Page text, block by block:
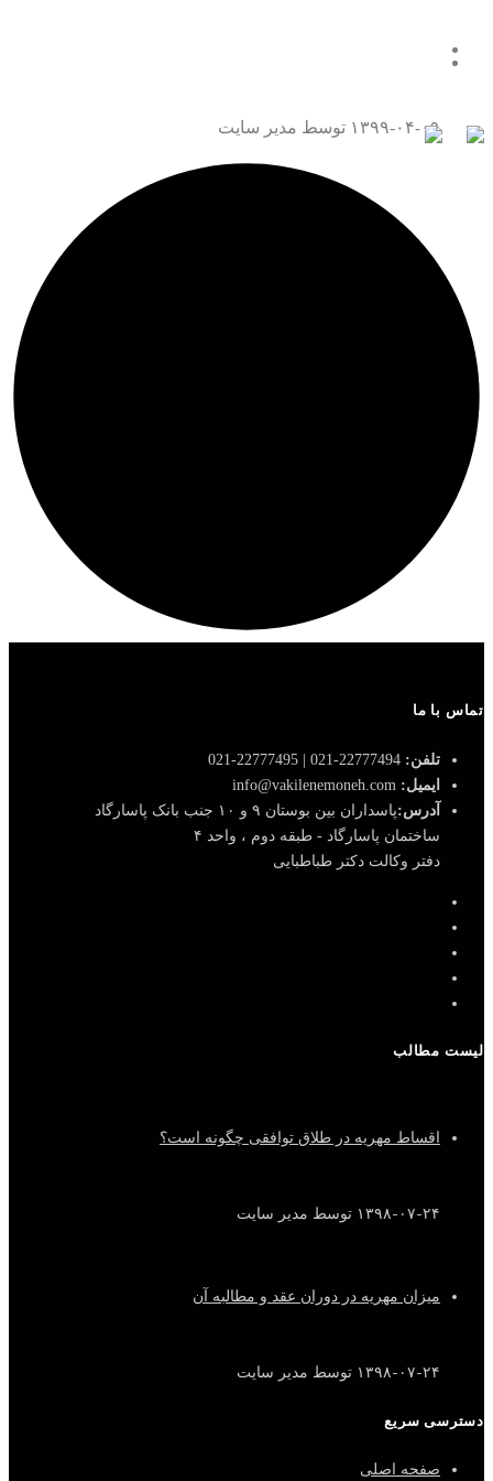
۱۳۹۹-۰۴-۰۹ توسط مدیر سایت
تماس با ما
تلفن:
ایمیل:
آدرس:پاسداران بین بوستان ۹ و ۱۰ جنب بانک پاسارگاد
ساختمان پاسارگاد - طبقه دوم ، واحد ۴
دفتر وکالت دکتر طباطبایی
لیست مطالب
اقساط مهریه در طلاق توافقی چگونه است؟
۱۳۹۸-۰۷-۲۴ توسط مدیر سایت
میزان مهریه در دوران عقد و مطالبه آن
۱۳۹۸-۰۷-۲۴ توسط مدیر سایت
دسترسی سریع
صفحه اصلی